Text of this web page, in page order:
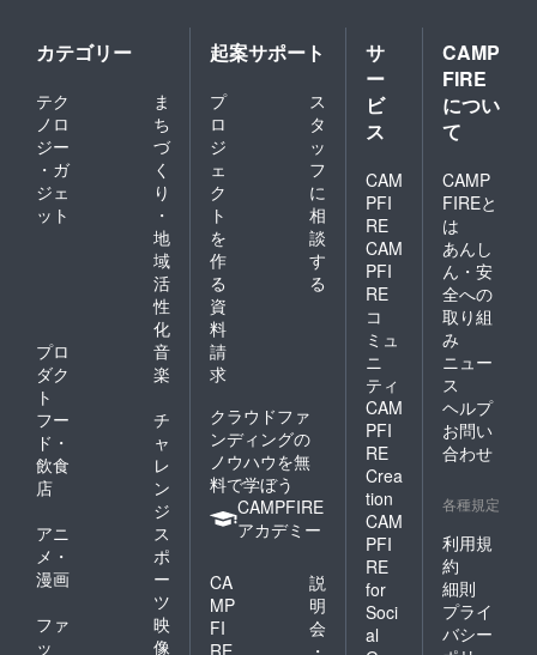
カテゴリー
テク
ノロ
ジー
・ガ
ジェ
ット
ま
ち
づ
く
り
・
地
域
活
性
化
プロ
ダク
ト
音
楽
フー
ド・
飲食
店
チ
ャ
レ
ン
ジ
アニ
メ・
漫画
ス
ポ
ー
ツ
ファ
ッ
映
像
起案サポート
プ
ロ
ジ
ェ
ク
ト
を
作
る
ス
タ
ッ
フ
に
相
談
す
る
資
料
請
求
クラウドファ
ンディングの
ノウハウを無
料で学ぼう
CAMPFIRE
アカデミー
CA
MP
FI
RE
説
明
会
・
サ
ー
ビ
ス
CAM
PFI
RE
CAM
PFI
RE
コ
ミュ
ニ
ティ
CAM
PFI
RE
Crea
tion
CAM
PFI
RE
for
Soci
al
CAMP
FIRE
につい
て
CAMP
FIREと
は
あんし
ん・安
全への
取り組
み
ニュー
ス
ヘルプ
お問い
合わせ
各種規定
利用規
約
細則
プライ
バシー